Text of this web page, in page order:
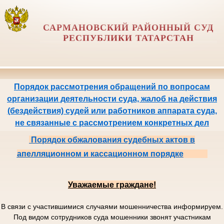
САРМАНОВСКИЙ РАЙОННЫЙ СУД
РЕСПУБЛИКИ ТАТАРСТАН
Порядок рассмотрения обращений по вопросам
организации деятельности суда, жалоб на действия
(бездействия) судей или работников аппарата суда,
не связанные с рассмотрением конкретных дел
Порядок обжалования судебных актов в
апелляционном и кассационном порядке
Уважаемые граждане!
В связи с участившимися случаями мошенничества информируем.
Под видом сотрудников суда мошенники звонят участникам